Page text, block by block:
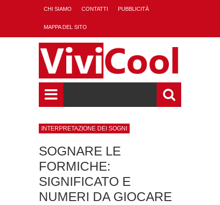
CHI SIAMO CONTATTI PUBBLICITÀ
MAPPA DEL SITO
INTERPRETAZIONE DEI SOGNI
SOGNARE LE
FORMICHE:
SIGNIFICATO E
NUMERI DA GIOCARE